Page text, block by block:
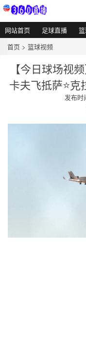
网站首页 足球直播
首页 > 篮球视频
【今日球场视
卡夫飞抵萨⭐克
发布时